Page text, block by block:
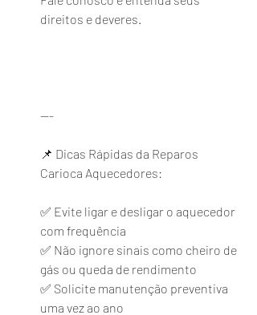
direitos e deveres.
---
📌 Dicas Rápidas da Reparos
Carioca Aquecedores:
✅ Evite ligar e desligar o aquecedor
com frequência
✅ Não ignore sinais como cheiro de
gás ou queda de rendimento
✅ Solicite manutenção preventiva
uma vez ao ano